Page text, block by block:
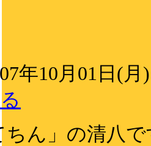
年10月01日(
ちん」の清八